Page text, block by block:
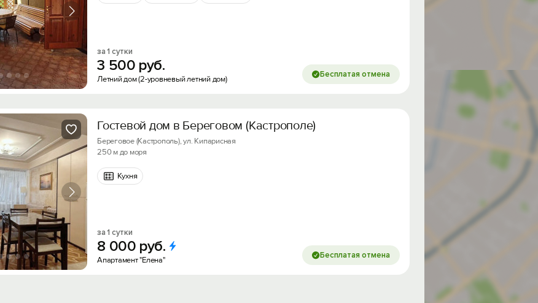
за 1 сутки
3 500 руб.
Летний дом (2-уровневый летний дом) Бесплатая отмена
Гостевой дом в Береговом (Кастрополе)
Береговое (Кастрополь), ул. Кипарисная
250 м до моря
Кухня
за 1 сутки
8 000 руб.
Апартамент "Елена" Бесплатая отмена